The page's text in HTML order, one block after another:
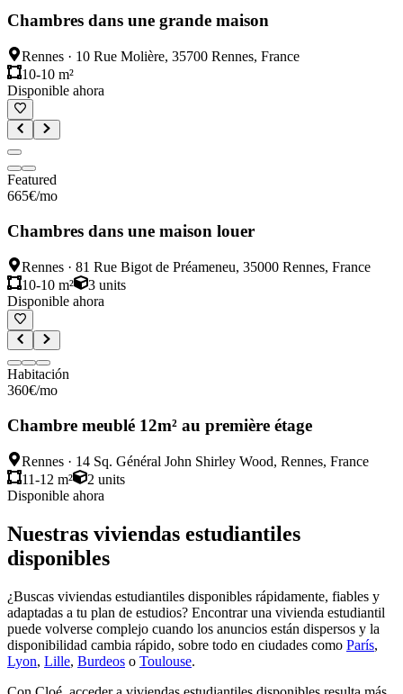
Chambres dans une grande maison
Rennes · 10 Rue Molière, 35700 Rennes, France
10-10 m²
Disponible ahora
Featured
665€/mo
Chambres dans une maison louer
Rennes · 81 Rue Bigot de Préameneu, 35000 Rennes, France
10-10 m²
3 units
Disponible ahora
Habitación
360€/mo
Chambre meublé 12m² au première étage
Rennes · 14 Sq. Général John Shirley Wood, Rennes, France
11-12 m²
2 units
Disponible ahora
Nuestras viviendas estudiantiles
disponibles
¿Buscas viviendas estudiantiles disponibles rápidamente, fiables y
adaptadas a tu plan de estudios? Encontrar una vivienda estudiantil
puede volverse complejo cuando los anuncios están dispersos y la
disponibilidad cambia rápido, sobre todo en ciudades como París,
Lyon, Lille, Burdeos o Toulouse.